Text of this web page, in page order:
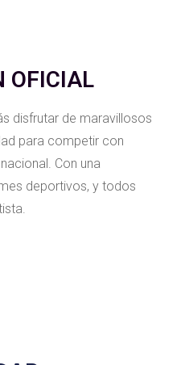
OFICIAL
disfrutar de maravillosos
para competir con
Con una
deportivos, y todos